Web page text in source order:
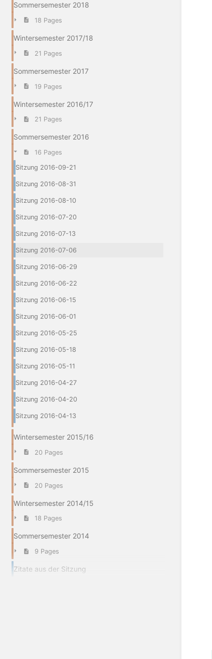
Sommersemester 2018
18 Pages
Wintersemester 2017/18
21 Pages
Sommersemester 2017
19 Pages
Wintersemester 2016/17
21 Pages
Sommersemester 2016
16 Pages
Sitzung 2016-09-21
Sitzung 2016-08-31
Sitzung 2016-08-10
Sitzung 2016-07-20
Sitzung 2016-07-13
Sitzung 2016-07-06
Sitzung 2016-06-29
Sitzung 2016-06-22
Sitzung 2016-06-15
Sitzung 2016-06-01
Sitzung 2016-05-25
Sitzung 2016-05-18
Sitzung 2016-05-11
Sitzung 2016-04-27
Sitzung 2016-04-20
Sitzung 2016-04-13
Wintersemester 2015/16
20 Pages
Sommersemester 2015
20 Pages
Wintersemester 2014/15
18 Pages
Sommersemester 2014
9 Pages
Zitate aus der Sitzung